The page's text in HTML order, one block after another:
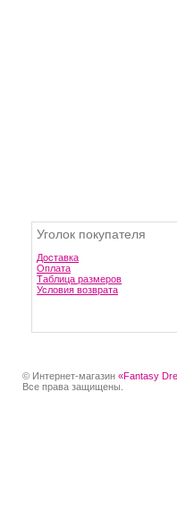
Уголок покупателя
Доставка
Оплата
Таблица размеров
Условия возврата
© Интернет-магазин «Fantasy
Все права защищены.